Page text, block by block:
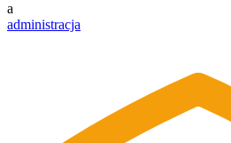
a
administracja